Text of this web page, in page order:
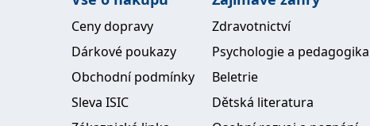
Ceny dopravy
Dárkové poukazy
Obchodní podmínky
Sleva ISIC
Zdravotnictví
Psychologie a pedagogika
Beletrie
Dětská literatura